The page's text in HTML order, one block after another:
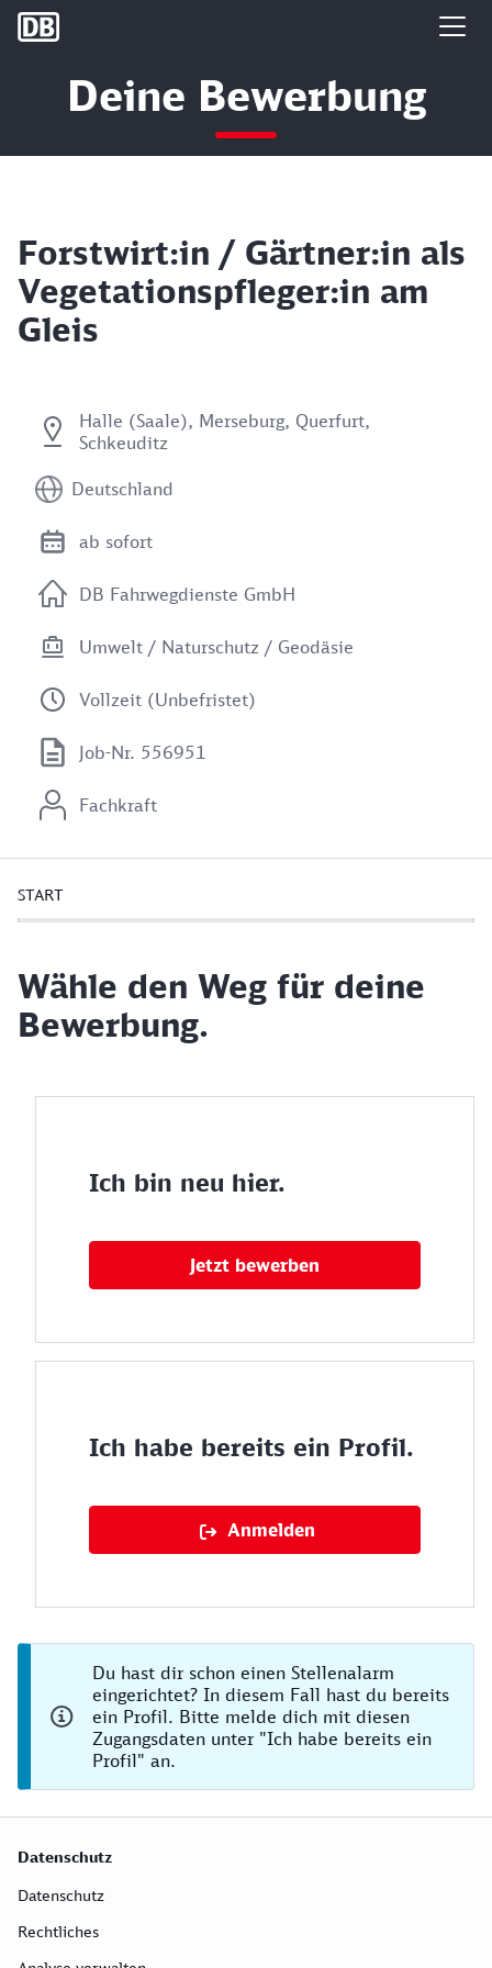
DB Group
Deine Bewerbung
Forstwirt:in / Gärtner:in als
Vegetationspfleger:in am
Gleis
Halle (Saale), Merseburg, Querfurt,
Schkeuditz
Deutschland
ab sofort
DB Fahrwegdienste GmbH
Umwelt / Naturschutz / Geodäsie
Vollzeit (Unbefristet)
Job-Nr. 556951
Fachkraft
START
Wähle den Weg für deine
Bewerbung.
Ich bin neu hier.
Jetzt bewerben
Ich habe bereits ein Profil.
Anmelden
Du hast dir schon einen Stellenalarm
eingerichtet? In diesem Fall hast du bereits
ein Profil. Bitte melde dich mit diesen
Zugangsdaten unter "Ich habe bereits ein
Profil" an.
Datenschutz
Datenschutz
Rechtliches